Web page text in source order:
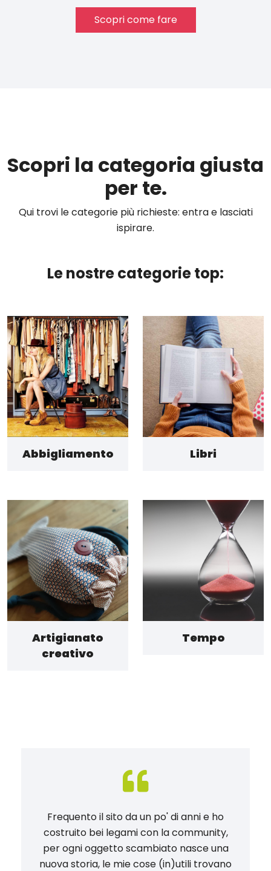
Scopri come fare
Scopri la categoria giusta
per te.
Qui trovi le categorie più richieste: entra e lasciati
ispirare.
Le nostre categorie top:
Abbigliamento Libri
Artigianato
creativo
Tempo
Frequento il sito da un po' di anni e ho
costruito bei legami con la community,
per ogni oggetto scambiato nasce una
nuova storia, le mie cose (in)utili trovano